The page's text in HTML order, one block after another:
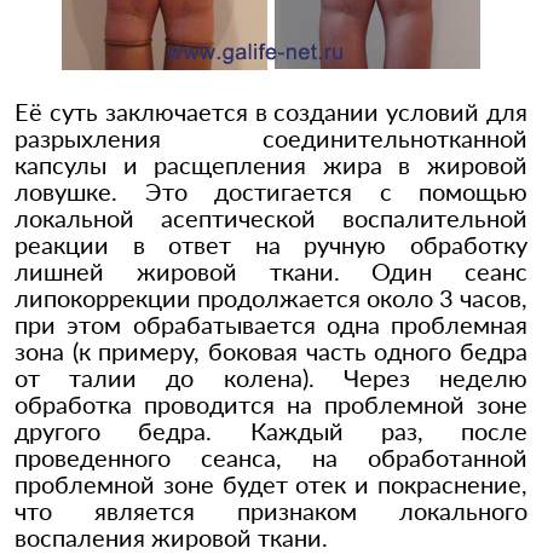
Её суть заключается в создании условий для
разрыхления соединительнотканной
капсулы и расщепления жира в жировой
ловушке. Это достигается с помощью
локальной асептической воспалительной
реакции в ответ на ручную обработку
лишней жировой ткани. Один сеанс
липокоррекции продолжается около 3 часов,
при этом обрабатывается одна проблемная
зона (к примеру, боковая часть одного бедра
от талии до колена). Через неделю
обработка проводится на проблемной зоне
другого бедра. Каждый раз, после
проведенного сеанса, на обработанной
проблемной зоне будет отек и покраснение,
что является признаком локального
воспаления жировой ткани.